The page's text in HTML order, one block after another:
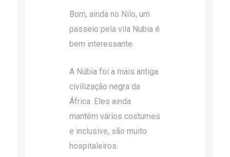
Bom, ainda no Nilo, um
passeio pela vila Nubia é
bem interessante.
A Núbia foi a mais antiga
civilização negra da
África. Eles ainda
mantém vários costumes
e inclusive, são muito
hospitaleiros.